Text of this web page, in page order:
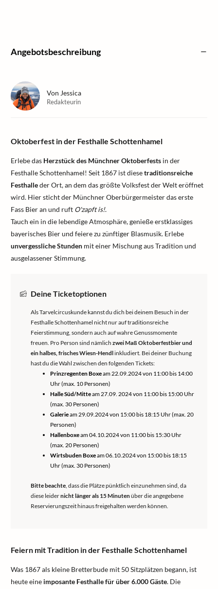
Angebotsbeschreibung
Oktoberfest in der Festhalle Schottenhamel
Erlebe das Herzstück des Münchner Oktoberfests in der
Festhalle Schottenhamel! Seit 1867 ist diesetraditionsreiche
Festhalleder Ort, an dem das größte Volksfest der Welt eröffnet
wird. Hier sticht der Münchner Oberbürgermeister das erste
Fass Bier an und ruft O'zapft is!.
Tauch ein in die lebendige Atmosphäre, genieße erstklassiges
bayerisches Bier und feiere zu zünftiger Blasmusik. Erlebe
unvergessliche Stunden mit einer Mischung aus Tradition und
ausgelassener Stimmung.
Deine Ticketoptionen
Als Tarvelcircuskunde kannst du dich bei deinem Besuch in der
Festhalle Schottenhamel nicht nur auf traditionsreiche
Feierstimmung, sondern auch auf wahre Genussmomente
freuen. Pro Person sind nämlich zwei Maß Oktoberfestbier und
ein halbes, frisches Wiesn-Hendlinkludiert. Bei deiner Buchung
hast du die Wahl zwischen den folgenden Tickets:
Prinzregenten Boxeam 22.09.2024 von 11:00 bis 14:00
Uhr (max. 10 Personen)
Halle Süd/Mitteam 27.09. 2024 von 11:00 bis 15:00 Uhr
(max. 30 Personen)
Galerieam 29.09.2024 von 15:00 bis 18:15 Uhr (max. 20
Personen)
Hallenboxeam 04.10.2024 von 11:00 bis 15:30 Uhr
(max. 20 Personen)
Wirtsbuden Boxeam 06.10.2024 von 15:00 bis 18:15
Uhr (max. 30 Personen)
Bitte beachte, dass die Plätze pünktlich einzunehmen sind, da
diese leidernicht länger als 15 Minutenüber die angegebene
Reservierungszeit hinaus freigehalten werden können.
Feiern mit Tradition in der Festhalle Schottenhamel
Was 1867 als kleine Bretterbude mit 50 Sitzplätzen begann, ist
heute eine imposante Festhalle für über 6.000 Gäste. Die
Von Jessica
Redakteurin